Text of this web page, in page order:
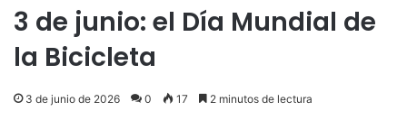
3 de junio: el Día Mundial de
la Bicicleta
3 de junio de 2026 0 17 2 minutos de lectura